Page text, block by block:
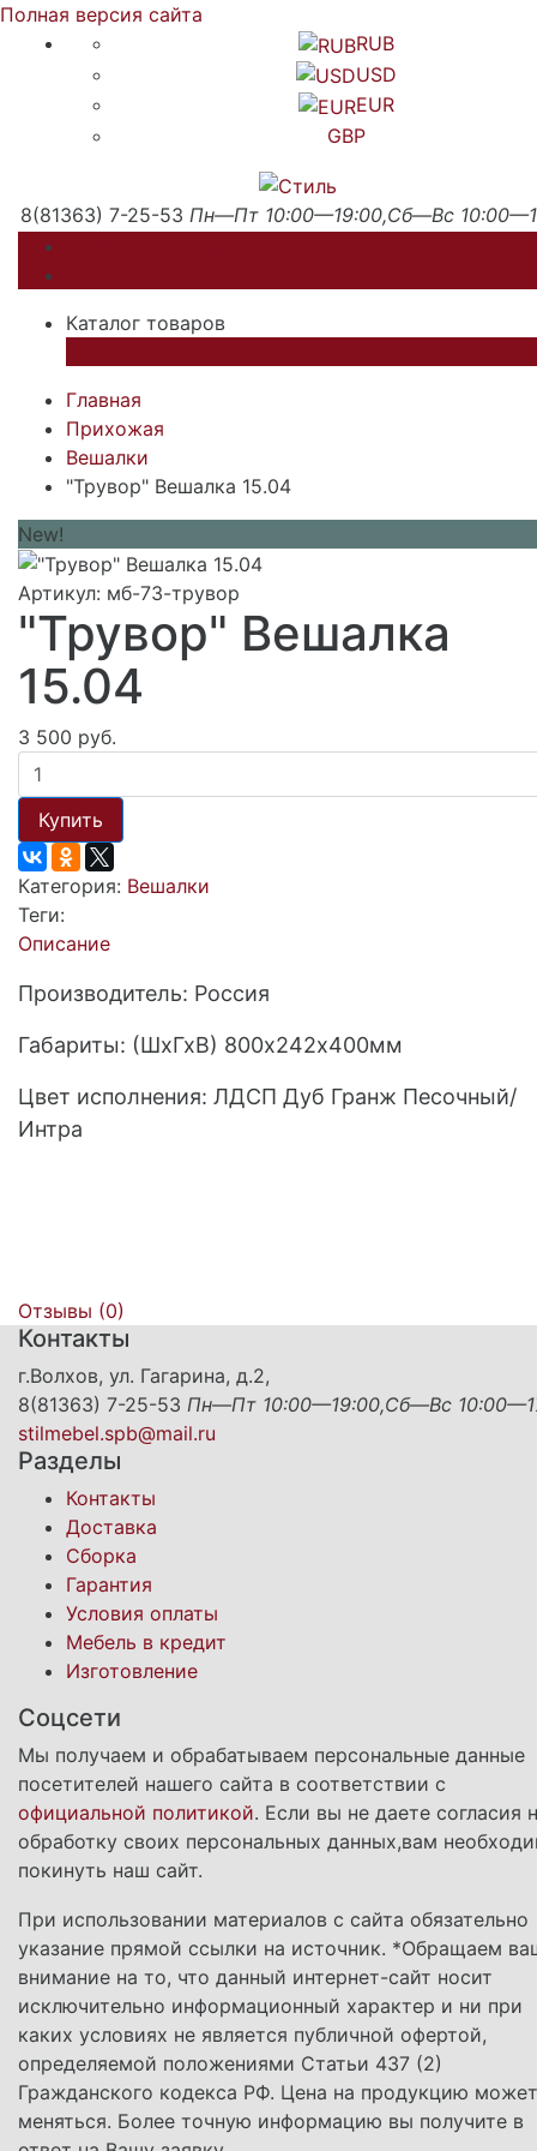
Полная версия сайта
RUB
USD
EUR
GBP
8(81363) 7-25-53 Пн—Пт 10:00—19:00,Сб—Вс
Каталог товаров
Главная
Прихожая
Вешалки
"Трувор" Вешалка 15.04
New!
Артикул: мб-73-трувор
"Трувор" Вешалка
15.04
3 500 руб.
Купить
Категория: Вешалки
Теги:
Описание
Производитель: Россия
Габариты: (ШхГхВ) 800х242х400мм
Цвет исполнения: ЛДСП Дуб Гранж Песочный/
Интра
Отзывы (0)
Контакты
г.Волхов, ул. Гагарина, д.2,
8(81363) 7-25-53 Пн—Пт 10:00—19:00,Сб—Вс
stilmebel.spb@mail.ru
Разделы
Контакты
Доставка
Сборка
Гарантия
Условия оплаты
Мебель в кредит
Изготовление
Соцсети
Мы получаем и обрабатываем персональные данные
посетителей нашего сайта в соответствии с
официальной политикой. Если вы не даете согласия
обработку своих персональных данных,вам
покинуть наш сайт.
При использовании материалов с сайта обязательно
указание прямой ссылки на источник. *Обращаем
внимание на то, что данный интернет-сайт носит
исключительно информационный характер и ни при
каких условиях не является публичной офертой,
определяемой положениями Статьи 437 (2)
Гражданского кодекса РФ. Цена на продукцию может
меняться. Более точную информацию вы получите в